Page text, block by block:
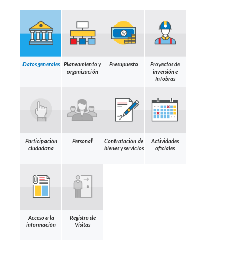
Datos generales
Planeamiento y
organización
Presupuesto
Proyectos de
inversión e
Infobras
Participación
ciudadana
Personal
Contratación de
bienes y servicios
Actividades
oficiales
Acceso a la
información
Registro de
Visitas